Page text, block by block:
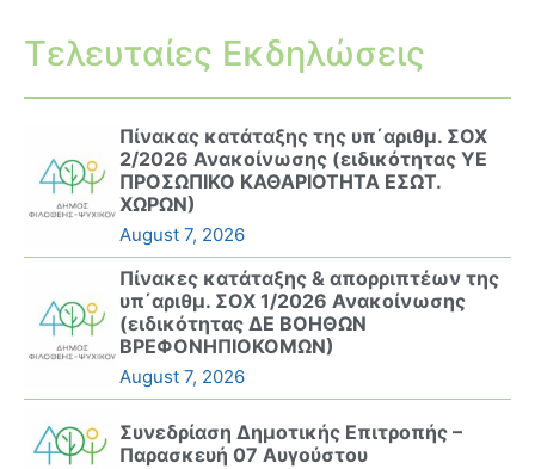
Τελευταίες Εκδηλώσεις
Πίνακας κατάταξης της υπ΄αριθμ. ΣΟΧ
2/2026 Ανακοίνωσης (ειδικότητας ΥΕ
ΠΡΟΣΩΠΙΚΟ ΚΑΘΑΡΙΟΤΗΤΑ ΕΣΩΤ.
ΧΩΡΩΝ)
August 7, 2026
Πίνακες κατάταξης & απορριπτέων της
υπ΄αριθμ. ΣΟΧ 1/2026 Ανακοίνωσης
(ειδικότητας ΔΕ ΒΟΗΘΩΝ
ΒΡΕΦΟΝΗΠΙΟΚΟΜΩΝ)
August 7, 2026
Συνεδρίαση Δημοτικής Επιτροπής –
Παρασκευή 07 Αυγούστου